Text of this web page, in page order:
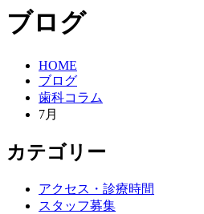
ブログ
HOME
ブログ
歯科コラム
7月
カテゴリー
アクセス・診療時間
スタッフ募集